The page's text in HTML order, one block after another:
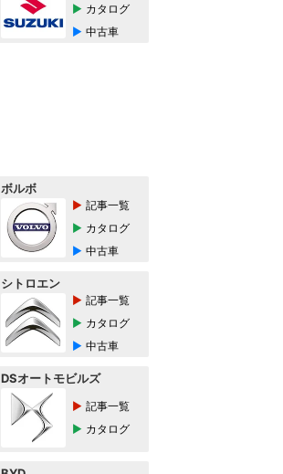
カタログ
中古車
ボルボ
記事一覧
カタログ
中古車
シトロエン
記事一覧
カタログ
中古車
DSオートモビルズ
記事一覧
カタログ